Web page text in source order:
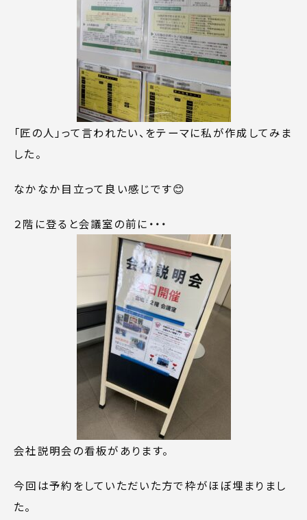
「匠の人」って言われたい、をテーマに私が作成してみま
した。
なかなか目立って良い感じです😊
２階に登ると会議室の前に・・・
会社説明会の看板があります。
今回は予約をしていただいた方で枠がほぼ埋まりまし
た。